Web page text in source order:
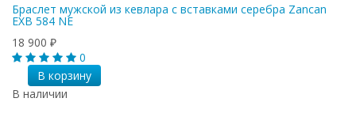
Браслет мужской из кевлара с вставками серебра Zancan
EXB 584 NE
18 900 ₽
0
В корзину
В наличии